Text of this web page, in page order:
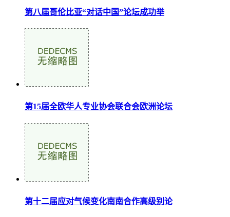
第八届哥伦比亚“对话中国”论坛成功举
第15届全欧华人专业协会联合会欧洲论坛
第十二届应对气候变化南南合作高级别论